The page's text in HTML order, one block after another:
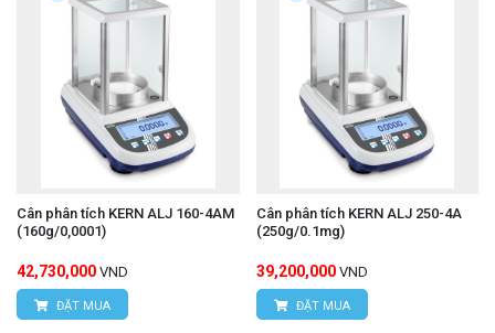
Cân phân tích KERN ALJ 160-4AM
(160g/0,0001)
42,730,000 VND
ĐẶT MUA
Cân phân tích KERN ALJ 250-4A
(250g/0.1mg)
39,200,000 VND
ĐẶT MUA